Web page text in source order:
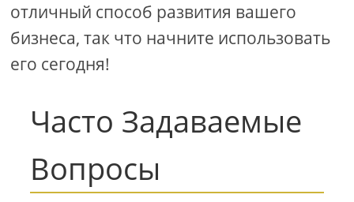
отличный способ развития вашего
бизнеса, так что начните использовать
его сегодня!
Часто Задаваемые
Вопросы